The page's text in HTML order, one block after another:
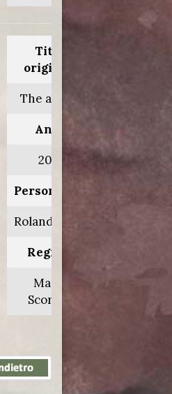
Titolo
originale:
The aviator
Anno:
2004
Personaggio:
Roland Sweet
Regia di:
Martin
Scorsese